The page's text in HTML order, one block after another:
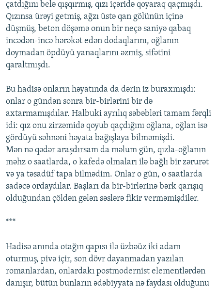
çatdığını belə qışqırmış, qızı içəridə qoyaraq qaçmışdı.
Qızınsa ürəyi getmiş, ağzı üstə qan gölünün içinə
düşmüş, beton döşəmə onun bir neçə saniyə qabaq
incədən-incə hərəkət edən dodaqlarını, oğlanın
doymadan öpdüyü yanaqlarını əzmiş, sifətini
qaraltmışdı.
Bu hadisə onların həyatında da dərin iz buraxmışdı:
onlar o gündən sonra bir-birlərini bir də
axtarmamışdılar. Halbuki ayrılıq səbəbləri tamam fərqli
idi: qız onu zirzəmidə qoyub qaçdığını oğlana, oğlan isə
gördüyü səhnəni həyata bağışlaya bilməmişdi.
Mən nə qədər araşdırsam da məlum gün, qızla-oğlanın
məhz o saatlarda, o kafedə olmaları ilə bağlı bir zərurət
və ya təsadüf tapa bilmədim. Onlar o gün, o saatlarda
sadəcə ordaydılar. Başları da bir-birlərinə bərk qarışıq
olduğundan çöldən gələn səslərə fikir verməmişdilər.
***
Hadisə anında otağın qapısı ilə üzbəüz iki adam
oturmuş, pivə içir, son dövr dayanmadan yazılan
romanlardan, onlardakı postmodernist elementlərdən
danışır, bütün bunların ədəbiyyata nə faydası olduğunu